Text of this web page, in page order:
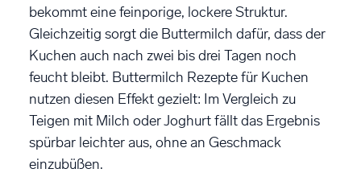
bekommt eine feinporige, lockere Struktur.
Gleichzeitig sorgt die Buttermilch dafür, dass der
Kuchen auch nach zwei bis drei Tagen noch
feucht bleibt. Buttermilch Rezepte für Kuchen
nutzen diesen Effekt gezielt: Im Vergleich zu
Teigen mit Milch oder Joghurt fällt das Ergebnis
spürbar leichter aus, ohne an Geschmack
einzubüßen.